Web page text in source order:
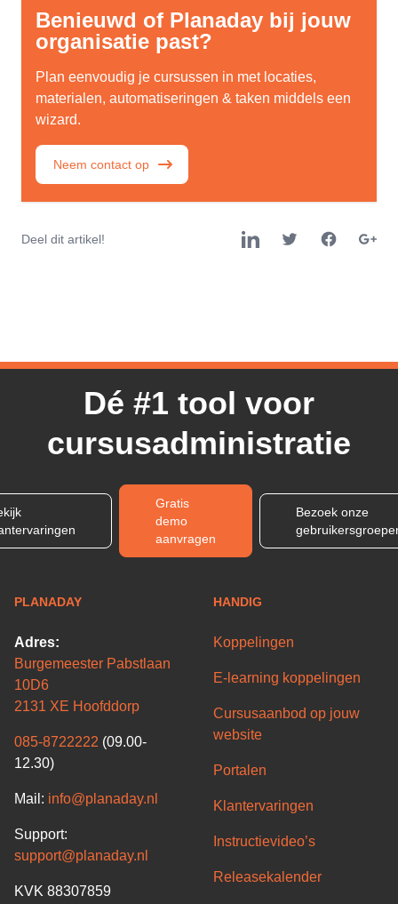
Benieuwd of Planaday bij jouw
organisatie past?
Plan eenvoudig je cursussen in met locaties,
materialen, automatiseringen & taken middels een
wizard.
Neem contact op
Deel dit artikel!
Dé #1 tool voor
cursusadministratie
Gratis
demo
aanvragen
Bezoek onze
PLANADAY
Adres:
Burgemeester Pabstlaan
10D6
2131 XE Hoofddorp
085-8722222 (09.00-
12.30)
Mail: info@planaday.nl
Support:
support@planaday.nl
KVK 88307859
HANDIG
Koppelingen
E-learning koppelingen
Cursusaanbod op jouw
website
Portalen
Klantervaringen
Instructievideo’s
Releasekalender